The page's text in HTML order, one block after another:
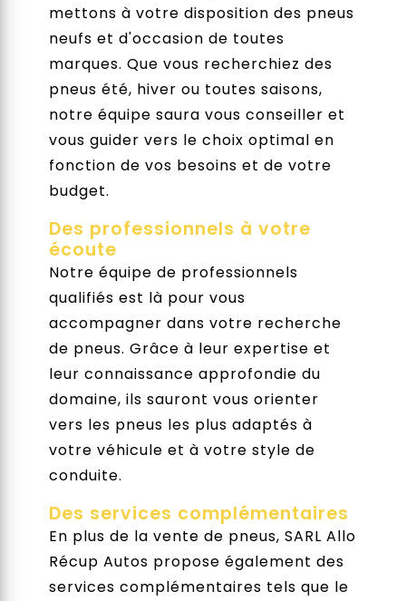
mettons à votre disposition des pneus
neufs et d'occasion de toutes
marques. Que vous recherchiez des
pneus été, hiver ou toutes saisons,
notre équipe saura vous conseiller et
vous guider vers le choix optimal en
fonction de vos besoins et de votre
budget.
Des professionnels à votre
écoute
Notre équipe de professionnels
qualifiés est là pour vous
accompagner dans votre recherche
de pneus. Grâce à leur expertise et
leur connaissance approfondie du
domaine, ils sauront vous orienter
vers les pneus les plus adaptés à
votre véhicule et à votre style de
conduite.
Des services complémentaires
En plus de la vente de pneus, SARL Allo
Récup Autos propose également des
services complémentaires tels que le